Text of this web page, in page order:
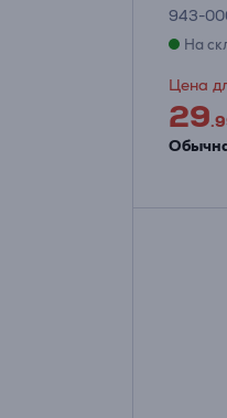
943-
На
Цена
29